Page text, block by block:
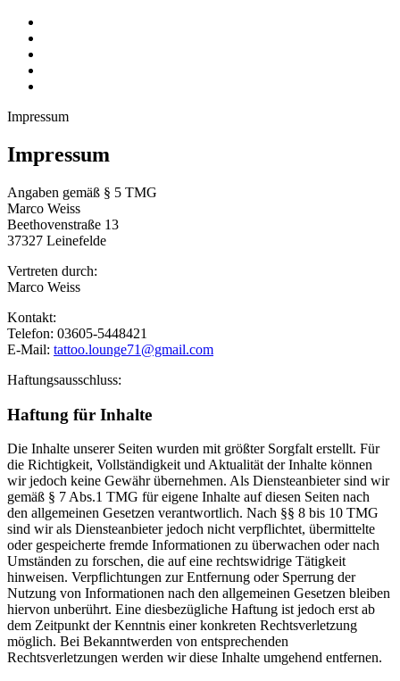
Impressum
Impressum
Angaben gemäß § 5 TMG
Marco Weiss
Beethovenstraße 13
37327 Leinefelde
Vertreten durch:
Marco Weiss
Kontakt:
Telefon: 03605-5448421
E-Mail: tattoo.lounge71@gmail.com
Haftungsausschluss:
Haftung für Inhalte
Die Inhalte unserer Seiten wurden mit größter Sorgfalt erstellt. Für
die Richtigkeit, Vollständigkeit und Aktualität der Inhalte können
wir jedoch keine Gewähr übernehmen. Als Diensteanbieter sind wir
gemäß § 7 Abs.1 TMG für eigene Inhalte auf diesen Seiten nach
den allgemeinen Gesetzen verantwortlich. Nach §§ 8 bis 10 TMG
sind wir als Diensteanbieter jedoch nicht verpflichtet, übermittelte
oder gespeicherte fremde Informationen zu überwachen oder nach
Umständen zu forschen, die auf eine rechtswidrige Tätigkeit
hinweisen. Verpflichtungen zur Entfernung oder Sperrung der
Nutzung von Informationen nach den allgemeinen Gesetzen bleiben
hiervon unberührt. Eine diesbezügliche Haftung ist jedoch erst ab
dem Zeitpunkt der Kenntnis einer konkreten Rechtsverletzung
möglich. Bei Bekanntwerden von entsprechenden
Rechtsverletzungen werden wir diese Inhalte umgehend entfernen.